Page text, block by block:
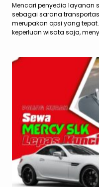
Mencari penyedia layanan
sebagai sarana
merupakan opsi yang
keperluan wisata saja,